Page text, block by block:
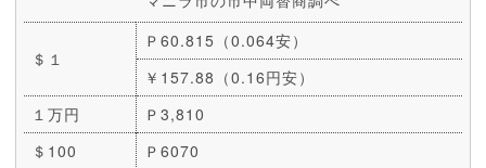
＄１
Ｐ60.815（0.064安）
￥157.88（0.16円安）
１万円
Ｐ3,810
＄100
Ｐ6070